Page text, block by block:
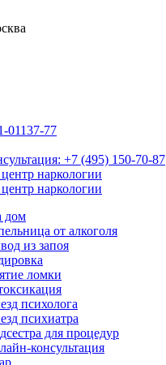
01137-77
+7 (495) 150-70-87
дом
от алкоголя
из запоя
ломки
психолога
психиатра
для процедур
консультация